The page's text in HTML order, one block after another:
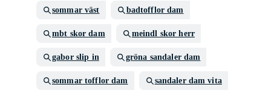
sommar väst badtofflor dam
mbt skor dam meindl skor herr
gabor slip in gröna sandaler dam
sommar tofflor dam sandaler dam vita